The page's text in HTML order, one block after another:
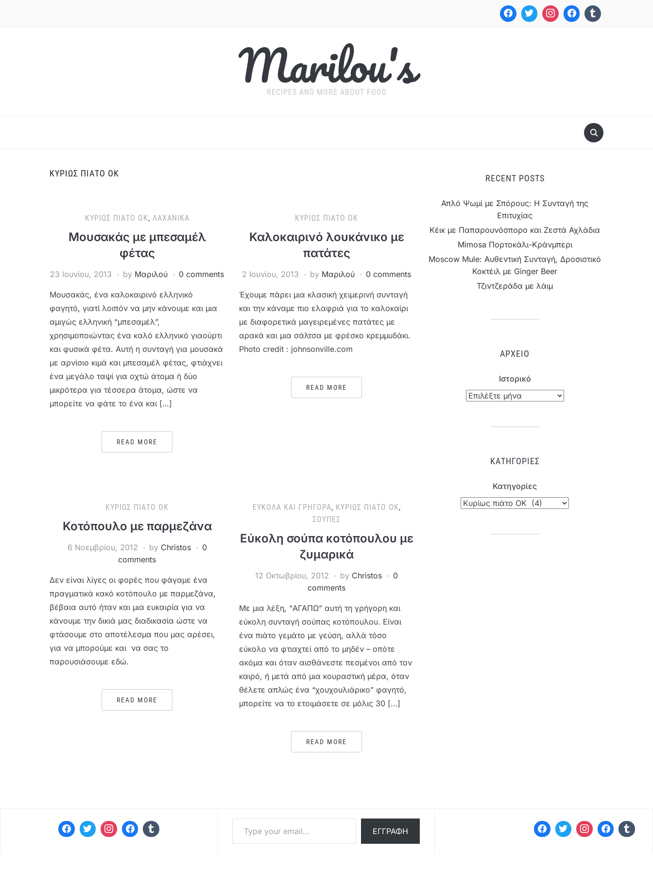
Marilou's
RECIPES AND MORE ABOUT FOOD
ΚΥΡΊΩΣ ΠΙΆΤΟ ΟΚ
ΚΥΡΊΩΣ ΠΙΆΤΟ ΟΚ, ΛΑΧΑΝΙΚΆ
Μουσακάς με μπεσαμέλ
φέτας
23 Ιουνίου, 2013 by Μαριλού 0 comments
Μουσακάς, ένα καλοκαιρινό ελληνικό
φαγητό, γιατί λοιπόν να μην κάνουμε και μια
αμιγώς ελληνική “μπεσαμέλ”,
χρησιμοποιώντας ένα καλό ελληνικό γιαούρτι
και φυσικά φέτα. Αυτή η συνταγή για μουσακά
με αρνίσιο κιμά και μπεσαμέλ φέτας, φτιάχνει
ένα μεγάλο ταψί για οχτώ άτομα ή δύο
μικρότερα για τέσσερα άτομα, ώστε να
μπορείτε να φάτε το ένα και […]
READ MORE
ΚΥΡΊΩΣ ΠΙΆΤΟ ΟΚ
Καλοκαιρινό λουκάνικο με
πατάτες
2 Ιουνίου, 2013 by Μαριλού 0 comments
Έχουμε πάρει μια κλασική χειμερινή συνταγή
και την κάναμε πιο ελαφριά για το καλοκαίρι
με διαφορετικά μαγειρεμένες πατάτες με
αρακά και μια σάλτσα με φρέσκο κρεμμυδάκι.
Photo credit : johnsonville.com
READ MORE
ΚΥΡΊΩΣ ΠΙΆΤΟ ΟΚ
Κοτόπουλο με παρμεζάνα
6 Νοεμβρίου, 2012 by Christos
0
comments
Δεν είναι λίγες οι φορές που φάγαμε ένα
πραγματικά κακό κοτόπουλο με παρμεζάνα,
βέβαια αυτό ήταν και μια ευκαιρία για να
κάνουμε την δικιά μας διαδικασία ώστε να
φτάσουμε στο αποτέλεσμα που μας αρέσει,
για να μπορούμε και να σας το
παρουσιάσουμε εδώ.
READ MORE
ΕΎΚΟΛΑ ΚΑΙ ΓΡΉΓΟΡΑ, ΚΥΡΊΩΣ ΠΙΆΤΟ ΟΚ,
ΣΟΎΠΕΣ
Εύκολη σούπα κοτόπουλου με
ζυμαρικά
12 Οκτωβρίου, 2012 by Christos
0
comments
Με μια λέξη, “ΑΓΑΠΩ” αυτή τη γρήγορη και
εύκολη συνταγή σούπας κοτόπουλου. Είναι
ένα πιάτο γεμάτο με γεύση, αλλά τόσο
εύκολο να φτιαχτεί από το μηδέν – οπότε
ακόμα και όταν αισθάνεστε πεσμένοι από τον
καιρό, ή μετά από μια κουραστική μέρα, όταν
θέλετε απλώς ένα “χουχουλιάρικο” φαγητό,
μπορείτε να το ετοιμάσετε σε μόλις 30 […]
READ MORE
RECENT POSTS
Απλό Ψωμί με Σπόρους: Η Συνταγή της
Επιτυχίας
Κέικ με Παπαρουνόσπορο και Ζεστά Αχλάδια
Mimosa Πορτοκάλι-Κράνμπερι
Moscow Mule: Αυθεντική Συνταγή, Δροσιστικό
Κοκτέιλ με Ginger Beer
Τζιντζεράδα με λάιμ
ΑΡΧΕΊΟ
Ιστορικό
ΚΑΤΗΓΟΡΊΕΣ
Κατηγορίες
Type your email…
ΕΓΓΡΑΦΉ